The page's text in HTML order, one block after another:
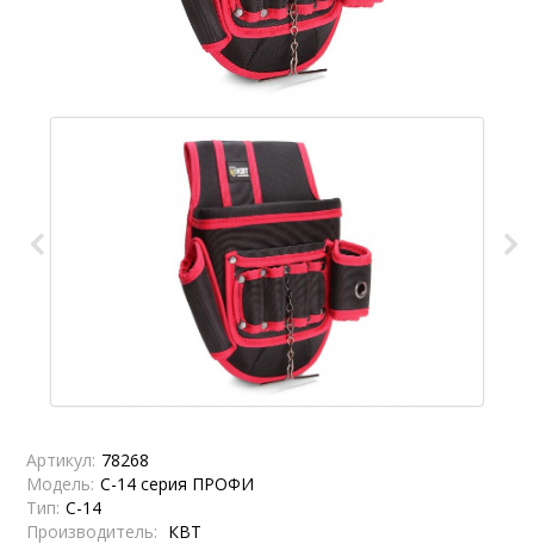
Артикул: 78268
Модель: С-14 серия ПРОФИ
Тип: С-14
Производитель: КВТ